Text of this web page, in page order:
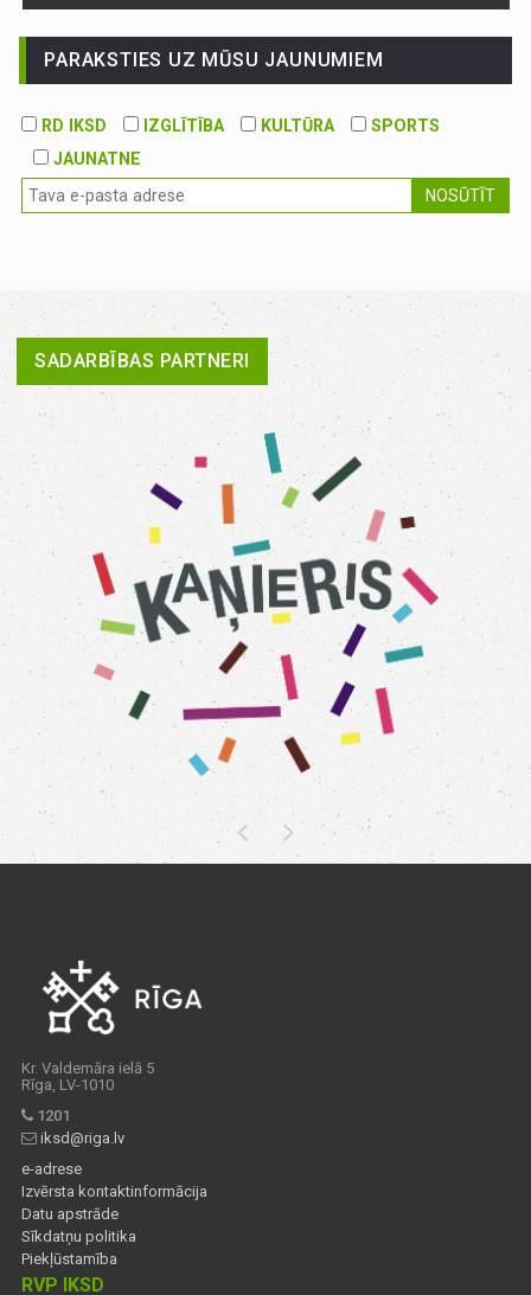
PARAKSTIES UZ MŪSU JAUNUMIEM
RD IKSD IZGLĪTĪBA KULTŪRA
SPORTS
JAUNATNE
NOSŪTĪT
SADARBĪBAS PARTNERI
Kr. Valdemāra ielā 5
Rīga, LV-1010
1201
iksd@riga.lv
e-adrese
Izvērsta kontaktinformācija
Datu apstrāde
Sīkdatņu politika
Piekļūstamība
RVP IKSD